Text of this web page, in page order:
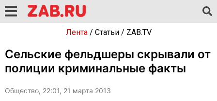
Лента/ Статьи/ ZAB.TV
Сельские фельдшеры скрывали от
полиции криминальные факты
Общество, 22:01, 21 марта 2013